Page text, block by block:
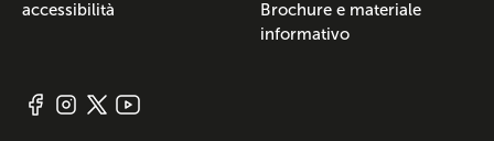
accessibilità
Brochure e materiale
informativo